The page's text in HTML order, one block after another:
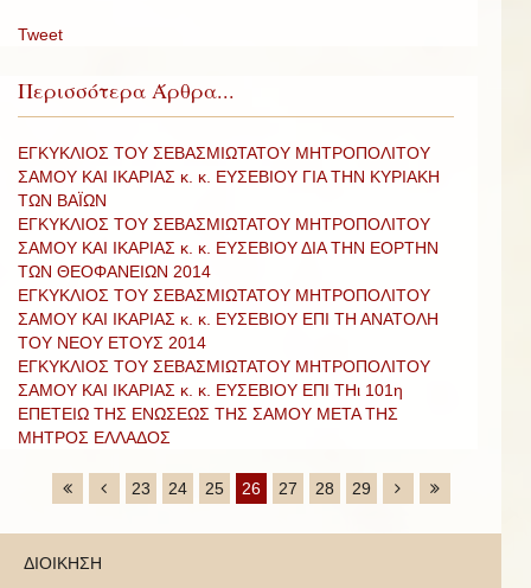
Tweet
Περισσότερα Άρθρα...
ΕΓΚΥΚΛΙΟΣ ΤΟΥ ΣΕΒΑΣΜΙΩΤΑΤΟΥ ΜΗΤΡΟΠΟΛΙΤΟΥ
ΣΑΜΟΥ ΚΑΙ ΙΚΑΡΙΑΣ κ. κ. ΕΥΣΕΒΙΟΥ ΓΙΑ ΤΗΝ ΚΥΡΙΑΚΗ
ΤΩΝ ΒΑΪΩΝ
ΕΓΚΥΚΛΙΟΣ ΤΟΥ ΣΕΒΑΣΜΙΩΤΑΤΟΥ ΜΗΤΡΟΠΟΛΙΤΟΥ
ΣΑΜΟΥ ΚΑΙ ΙΚΑΡΙΑΣ κ. κ. ΕΥΣΕΒΙΟΥ ΔΙΑ ΤΗΝ ΕΟΡΤΗΝ
ΤΩΝ ΘΕΟΦΑΝΕΙΩΝ 2014
ΕΓΚΥΚΛΙΟΣ ΤΟΥ ΣΕΒΑΣΜΙΩΤΑΤΟΥ ΜΗΤΡΟΠΟΛΙΤΟΥ
ΣΑΜΟΥ ΚΑΙ ΙΚΑΡΙΑΣ κ. κ. ΕΥΣΕΒΙΟΥ ΕΠΙ ΤΗ ΑΝΑΤΟΛΗ
ΤΟΥ ΝΕΟΥ ΕΤΟΥΣ 2014
ΕΓΚΥΚΛΙΟΣ ΤΟΥ ΣΕΒΑΣΜΙΩΤΑΤΟΥ ΜΗΤΡΟΠΟΛΙΤΟΥ
ΣΑΜΟΥ ΚΑΙ ΙΚΑΡΙΑΣ κ. κ. ΕΥΣΕΒΙΟΥ ΕΠΙ ΤΗι 101η
ΕΠΕΤΕΙΩ ΤΗΣ ΕΝΩΣΕΩΣ ΤΗΣ ΣΑΜΟΥ ΜΕΤΑ ΤΗΣ
ΜΗΤΡΟΣ ΕΛΛΑΔΟΣ
23 24 25 26 27 28 29
ΔΙΟΙΚΗΣΗ